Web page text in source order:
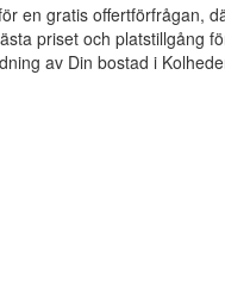
en gratis offertförfrågan,
priset och platstillgång
av Din bostad i